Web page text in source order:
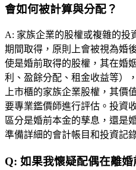
會如何被計算與分配？
A: 家族企業的股權或複雜的投
期間取得，原則上會被視為婚
使是婚前取得的股權，其在婚
利、盈餘分配、租金收益等）
上市櫃的家族企業股權，其價
要專業鑑價師進行評估。投資
區分是婚前本金的孳息，還是
準備詳細的會計帳目和投資記
Q: 如果我懷疑配偶在離